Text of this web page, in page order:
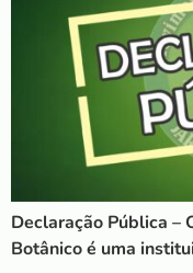
Declaração Pública –
Botânico é uma